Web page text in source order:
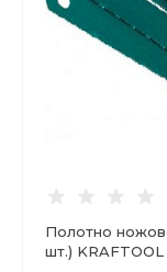
Полотно
шт.)